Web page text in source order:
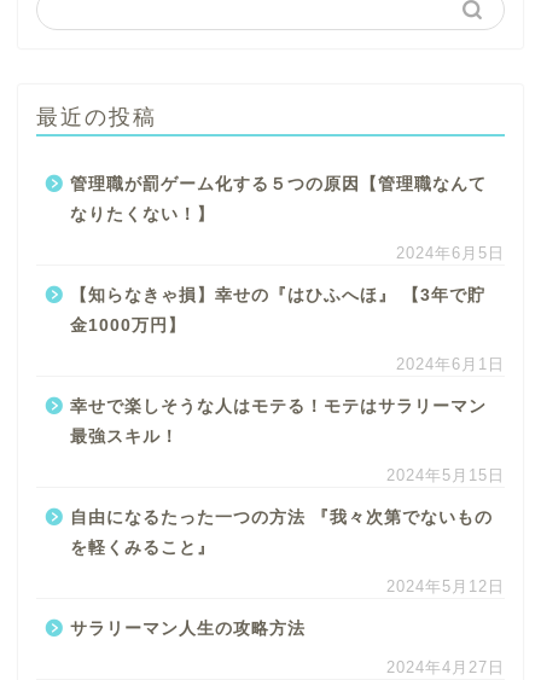
最近の投稿
管理職が罰ゲーム化する５つの原因【管理職なんて
なりたくない！】
2024年6月5日
【知らなきゃ損】幸せの『はひふへほ』 【3年で貯
金1000万円】
2024年6月1日
幸せで楽しそうな人はモテる！モテはサラリーマン
最強スキル！
2024年5月15日
自由になるたった一つの方法 『我々次第でないもの
を軽くみること』
2024年5月12日
サラリーマン人生の攻略方法
2024年4月27日